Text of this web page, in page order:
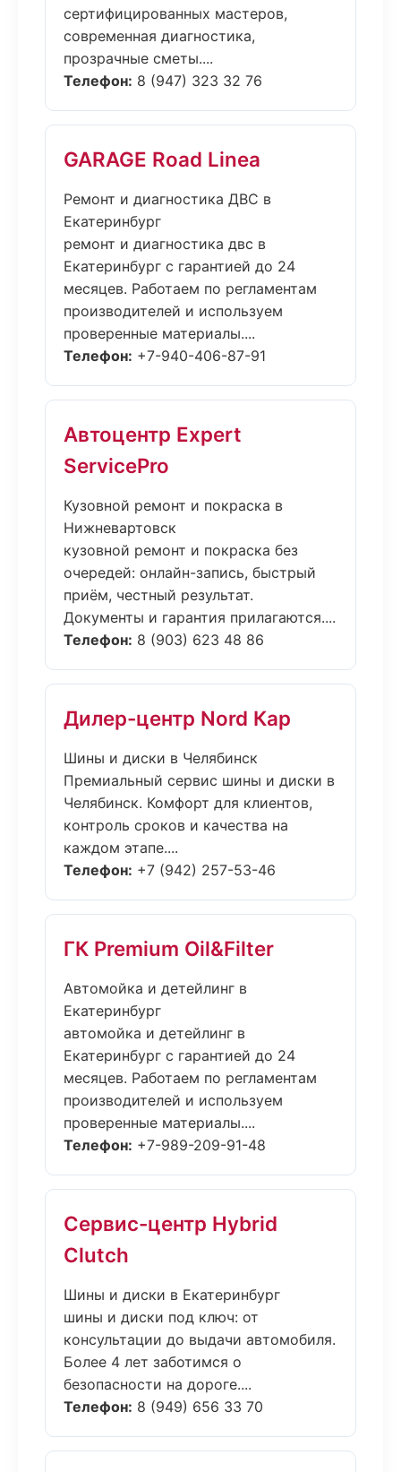
сертифицированных мастеров,
современная диагностика,
прозрачные сметы....
Телефон: 8 (947) 323 32 76
GARAGE Road Linea
Ремонт и диагностика ДВС в
Екатеринбург
ремонт и диагностика двс в
Екатеринбург с гарантией до 24
месяцев. Работаем по регламентам
производителей и используем
проверенные материалы....
Телефон: +7-940-406-87-91
Автоцентр Expert
ServicePro
Кузовной ремонт и покраска в
Нижневартовск
кузовной ремонт и покраска без
очередей: онлайн-запись, быстрый
приём, честный результат.
Документы и гарантия прилагаются....
Телефон: 8 (903) 623 48 86
Дилер-центр Nord Кар
Шины и диски в Челябинск
Премиальный сервис шины и диски в
Челябинск. Комфорт для клиентов,
контроль сроков и качества на
каждом этапе....
Телефон: +7 (942) 257-53-46
ГК Premium Oil&Filter
Автомойка и детейлинг в
Екатеринбург
автомойка и детейлинг в
Екатеринбург с гарантией до 24
месяцев. Работаем по регламентам
производителей и используем
проверенные материалы....
Телефон: +7-989-209-91-48
Сервис-центр Hybrid
Clutch
Шины и диски в Екатеринбург
шины и диски под ключ: от
консультации до выдачи автомобиля.
Более 4 лет заботимся о
безопасности на дороге....
Телефон: 8 (949) 656 33 70